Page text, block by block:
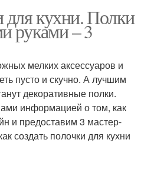
кухни. Полки
руками – 3
мелких аксессуаров и
пусто и скучно. А лучшим
декоративные полки.
информацией о том, как
и предоставим 3 мастер-
создать полочки для кухни